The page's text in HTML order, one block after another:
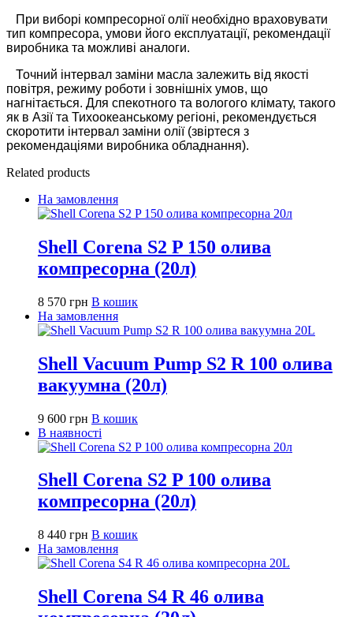
При виборі компресорної олії необхідно враховувати
тип компресора, умови його експлуатації, рекомендації
виробника та можливі аналоги.
Точний інтервал заміни масла залежить від якості
повітря, режиму роботи і зовнішніх умов, що
нагнітається. Для спекотного та вологого клімату, такого
як в Азії та Тихоокеанському регіоні, рекомендується
скоротити інтервал заміни олії (звіртеся з
рекомендаціями виробника обладнання).
Related products
На замовлення
Shell Corena S2 P 150 олива
компресорна (20л)
8 570 грн В кошик
На замовлення
Shell Vacuum Pump S2 R 100 олива
вакуумна (20л)
9 600 грн В кошик
В наявності
Shell Corena S2 P 100 олива
компресорна (20л)
8 440 грн В кошик
На замовлення
Shell Corena S4 R 46 олива